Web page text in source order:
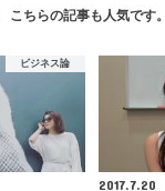
こちらの記事も人気です。
ビジネス論
2017.7.20